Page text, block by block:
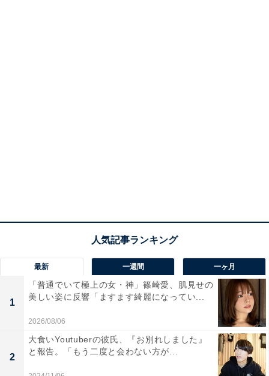
最新 一週間 一ヶ月
1
「普通でいて極上の女・神」篠崎愛、肌見せの
美しい姿に反響「ますます綺麗になってい...
2026/08/06
2
大食いYoutuberの彼氏、『お別れしました』
と報告。「もう二度と会わない方が...